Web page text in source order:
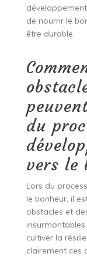
de nourrir le
être durable.
du
vers le
Lors du
le bonheur, il
obstacles et
cultiver la
clairement ces